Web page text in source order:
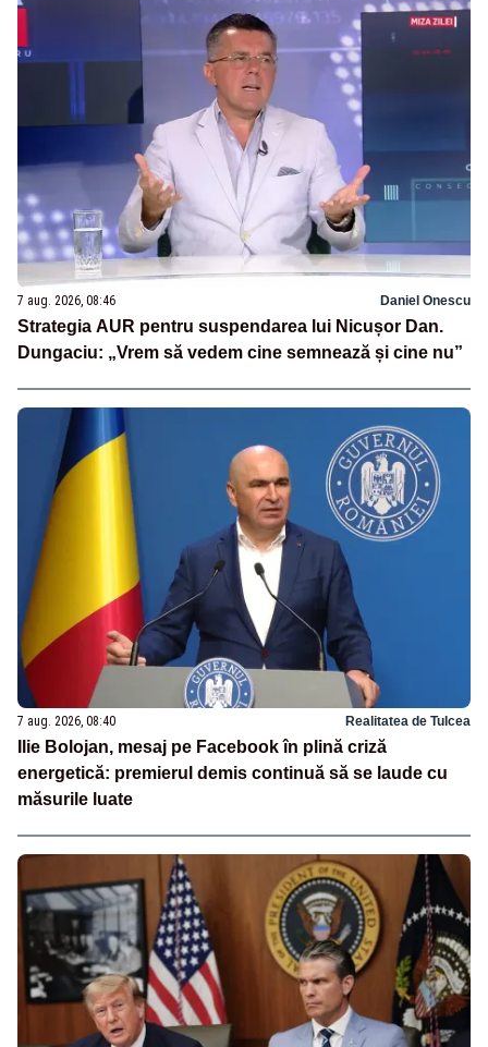
7 aug. 2026, 08:46 Daniel Onescu
Strategia AUR pentru suspendarea lui Nicușor Dan.
Dungaciu: „Vrem să vedem cine semnează și cine nu”
7 aug. 2026, 08:40 Realitatea de Tulcea
Ilie Bolojan, mesaj pe Facebook în plină criză
energetică: premierul demis continuă să se laude cu
măsurile luate